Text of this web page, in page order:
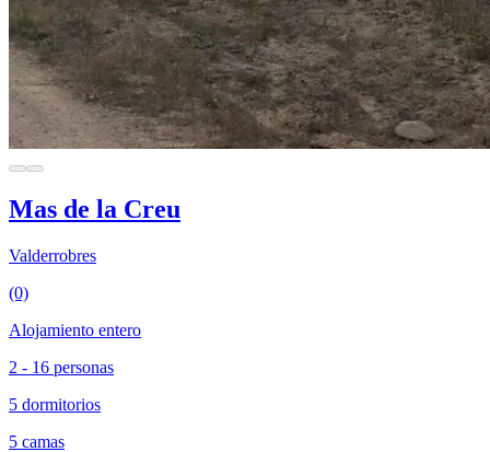
Mas de la Creu
Valderrobres
(0)
Alojamiento entero
2 - 16 personas
5 dormitorios
5 camas